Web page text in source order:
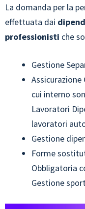
La domanda per la
effettuata dai
professionisti che
Gestione
Assicurazione
cui interno
Lavoratori
lavoratori
Gestione
Forme
Obbligatoria
Gestione